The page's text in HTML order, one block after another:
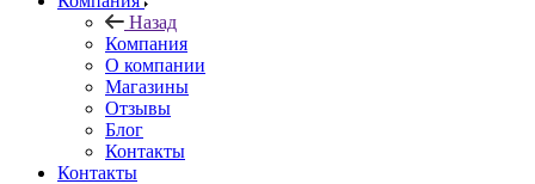
Назад
Компания
О компании
Магазины
Отзывы
Блог
Контакты
Контакты